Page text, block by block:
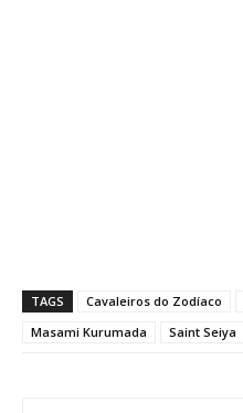
TAGS Cavaleiros do Zodíaco
Masami Kurumada
Saint Seiya